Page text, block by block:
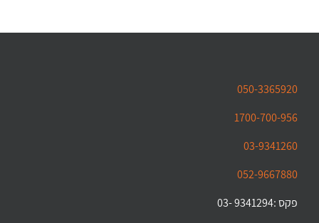
050-3365920
1700-700-956
03-9341260
052-9667880
פקס :9341294 -03